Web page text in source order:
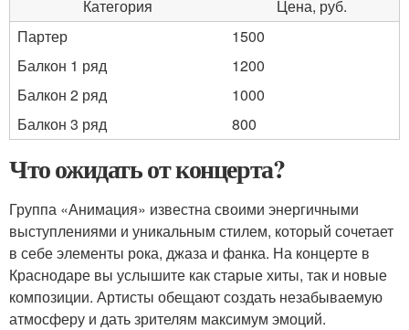
Категория
Цена, руб.
Партер
1500
Балкон 1 ряд
1200
Балкон 2 ряд
1000
Балкон 3 ряд
800
Что ожидать от концерта?
Группа «Анимация» известна своими энергичными
выступлениями и уникальным стилем, который сочетает
в себе элементы рока, джаза и фанка. На концерте в
Краснодаре вы услышите как старые хиты, так и новые
композиции. Артисты обещают создать незабываемую
атмосферу и дать зрителям максимум эмоций.